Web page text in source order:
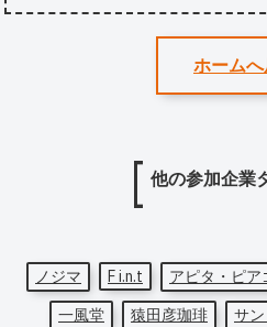
ホーム
他の参加企業
ノジマ F i.n.t アピタ・ピア
一風堂
猿田彦珈琲
サ